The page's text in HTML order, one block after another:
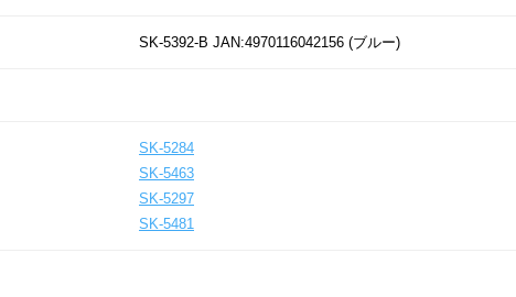
SK-5392-B JAN:4970116042156 (ブルー)
SK-5284
SK-5463
SK-5297
SK-5481